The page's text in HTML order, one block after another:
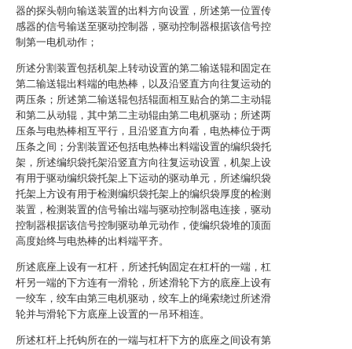
器的探头朝向输送装置的出料方向设置，所述第一位置传
感器的信号输送至驱动控制器，驱动控制器根据该信号控
制第一电机动作；
所述分割装置包括机架上转动设置的第二输送辊和固定在
第二输送辊出料端的电热棒，以及沿竖直方向往复运动的
两压条；所述第二输送辊包括辊面相互贴合的第二主动辊
和第二从动辊，其中第二主动辊由第二电机驱动；所述两
压条与电热棒相互平行，且沿竖直方向看，电热棒位于两
压条之间；分割装置还包括电热棒出料端设置的编织袋托
架，所述编织袋托架沿竖直方向往复运动设置，机架上设
有用于驱动编织袋托架上下运动的驱动单元，所述编织袋
托架上方设有用于检测编织袋托架上的编织袋厚度的检测
装置，检测装置的信号输出端与驱动控制器电连接，驱动
控制器根据该信号控制驱动单元动作，使编织袋堆的顶面
高度始终与电热棒的出料端平齐。
所述底座上设有一杠杆，所述托钩固定在杠杆的一端，杠
杆另一端的下方连有一滑轮，所述滑轮下方的底座上设有
一绞车，绞车由第三电机驱动，绞车上的绳索绕过所述滑
轮并与滑轮下方底座上设置的一吊环相连。
所述杠杆上托钩所在的一端与杠杆下方的底座之间设有第